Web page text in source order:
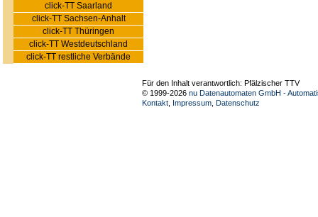
click-TT Saarland
click-TT Sachsen-Anhalt
click-TT Thüringen
click-TT Westdeutschland
click-TT restliche Verbände
Für den Inhalt verantwortlich: Pfälzischer TTV
© 1999-2026 nu Datenautomaten GmbH -
Kontakt Impressum Datenschutz